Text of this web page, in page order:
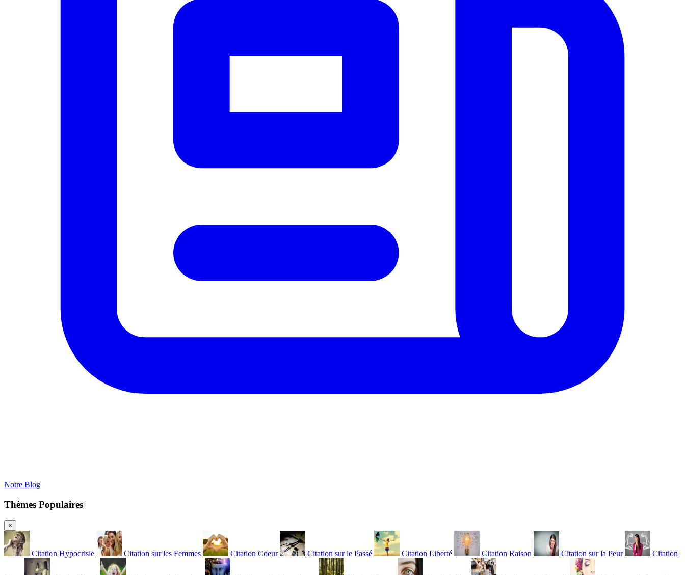
Notre Blog
Thèmes Populaires
×
Citation Hypocrisie Citation sur les Femmes Citation Coeur Citation sur le Passé Citation Liberté Citation Raison Citation sur la Peur Citation